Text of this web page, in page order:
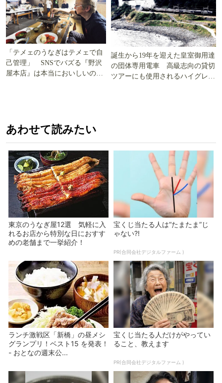
「テメェのうなぎはテメェで自
己管理」 SNSでバズる『野沢
屋本店』は本当においしいの
誕生から19年を迎えた皇室御用達
の団体専用電車 高級志向の貸切
ツアーにも使用されるハイグレー
あわせて読みたい
東京のうなぎ屋12選 気軽に入
れるお店から特別な日におすす
めの老舗まで一挙紹介！
宝くじ当たる人は“たまたま”じ
ゃない?!
PR(合同会社デジタルファーム )
ランチ激戦区「新橋」の昼メシ
グランプリ！ベスト15 を発表！
- おとなの週末公...
宝くじ当たる人だけがやってい
ること、教えます
PR(合同会社デジタルファーム )